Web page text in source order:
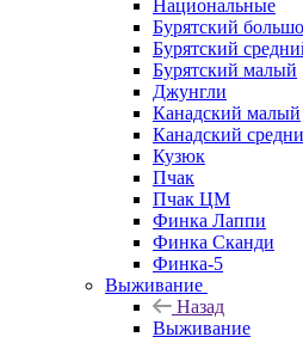
Национальные
Бурятский
Бурятский
Бурятский малый
Джунгли
Канадский малый
Канадский
Кузюк
Пчак
Пчак ЦМ
Финка Лаппи
Финка Сканди
Финка-5
Выживание
Назад
Выживание